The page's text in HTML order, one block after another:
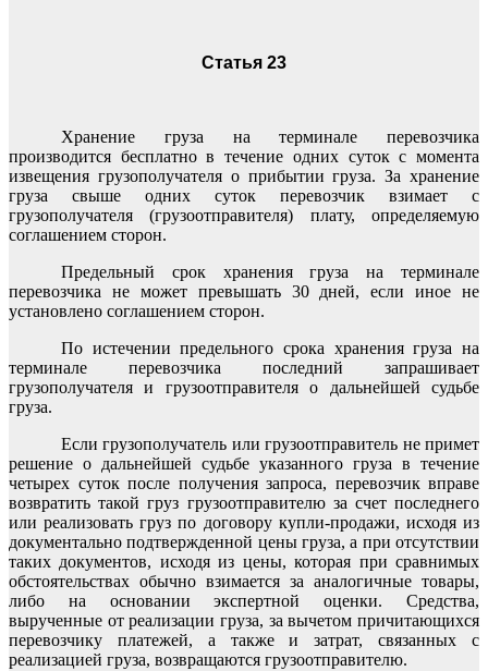
Статья 23
Хранение груза на терминале перевозчика
производится бесплатно в течение одних суток с момента
извещения грузополучателя о прибытии груза. За хранение
груза свыше одних суток перевозчик взимает с
грузополучателя (грузоотправителя) плату, определяемую
соглашением сторон.
Предельный срок хранения груза на терминале
перевозчика не может превышать 30 дней, если иное не
установлено соглашением сторон.
По истечении предельного срока хранения груза на
терминале перевозчика последний запрашивает
грузополучателя и грузоотправителя о дальнейшей судьбе
груза.
Если грузополучатель или грузоотправитель не примет
решение о дальнейшей судьбе указанного груза в течение
четырех суток после получения запроса, перевозчик вправе
возвратить такой груз грузоотправителю за счет последнего
или реализовать груз по договору купли-продажи, исходя из
документально подтвержденной цены груза, а при отсутствии
таких документов, исходя из цены, которая при сравнимых
обстоятельствах обычно взимается за аналогичные товары,
либо на основании экспертной оценки. Средства,
вырученные от реализации груза, за вычетом причитающихся
перевозчику платежей, а также и затрат, связанных с
реализацией груза, возвращаются грузоотправителю.